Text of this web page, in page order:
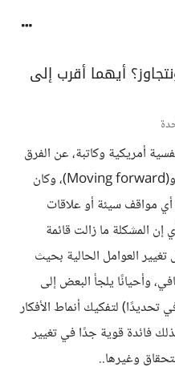
أيهما أقرب إلى
أمريكية وكاتبة، عن الفرق
الجوهري بين (Moving on) و(Moving forward)، وكان
أي مواقف سيئة أو علاقات
المشكلة ما زالت قائمة
العوامل الحالية بحيث
وأحيانًا يلجأ البعض إلى
تحديدًا) لتفكيك أنماط الأفكار
فائدة قوية جدًا في تغيير
وغيرها..